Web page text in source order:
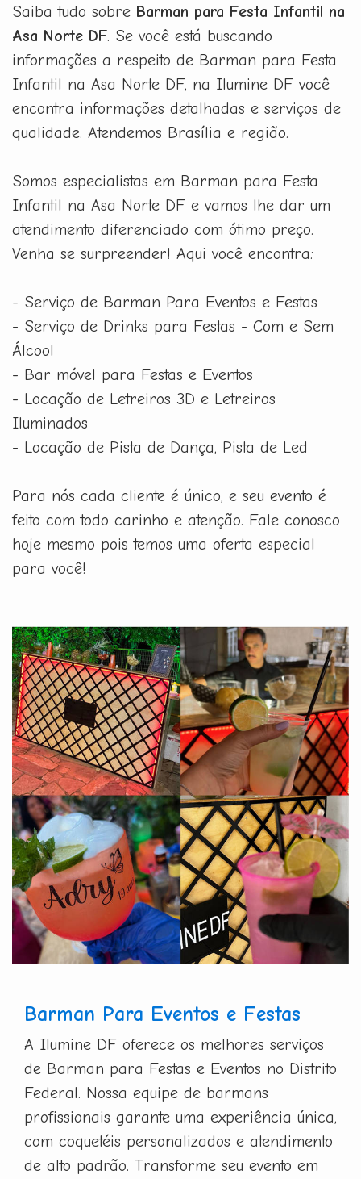
Saiba tudo sobre Barman para Festa Infantil na
Asa Norte DF. Se você está buscando
informações a respeito de Barman para Festa
Infantil na Asa Norte DF, na Ilumine DF você
encontra informações detalhadas e serviços de
qualidade. Atendemos Brasília e região.
Somos especialistas em Barman para Festa
Infantil na Asa Norte DF e vamos lhe dar um
atendimento diferenciado com ótimo preço.
Venha se surpreender! Aqui você encontra:
- Serviço de Barman Para Eventos e Festas
- Serviço de Drinks para Festas - Com e Sem
Álcool
- Bar móvel para Festas e Eventos
- Locação de Letreiros 3D e Letreiros
Iluminados
- Locação de Pista de Dança, Pista de Led
Para nós cada cliente é único, e seu evento é
feito com todo carinho e atenção. Fale conosco
hoje mesmo pois temos uma oferta especial
para você!
Barman Para Eventos e Festas
A Ilumine DF oferece os melhores serviços
de Barman para Festas e Eventos no Distrito
Federal. Nossa equipe de barmans
profissionais garante uma experiência única,
com coquetéis personalizados e atendimento
de alto padrão. Transforme seu evento em